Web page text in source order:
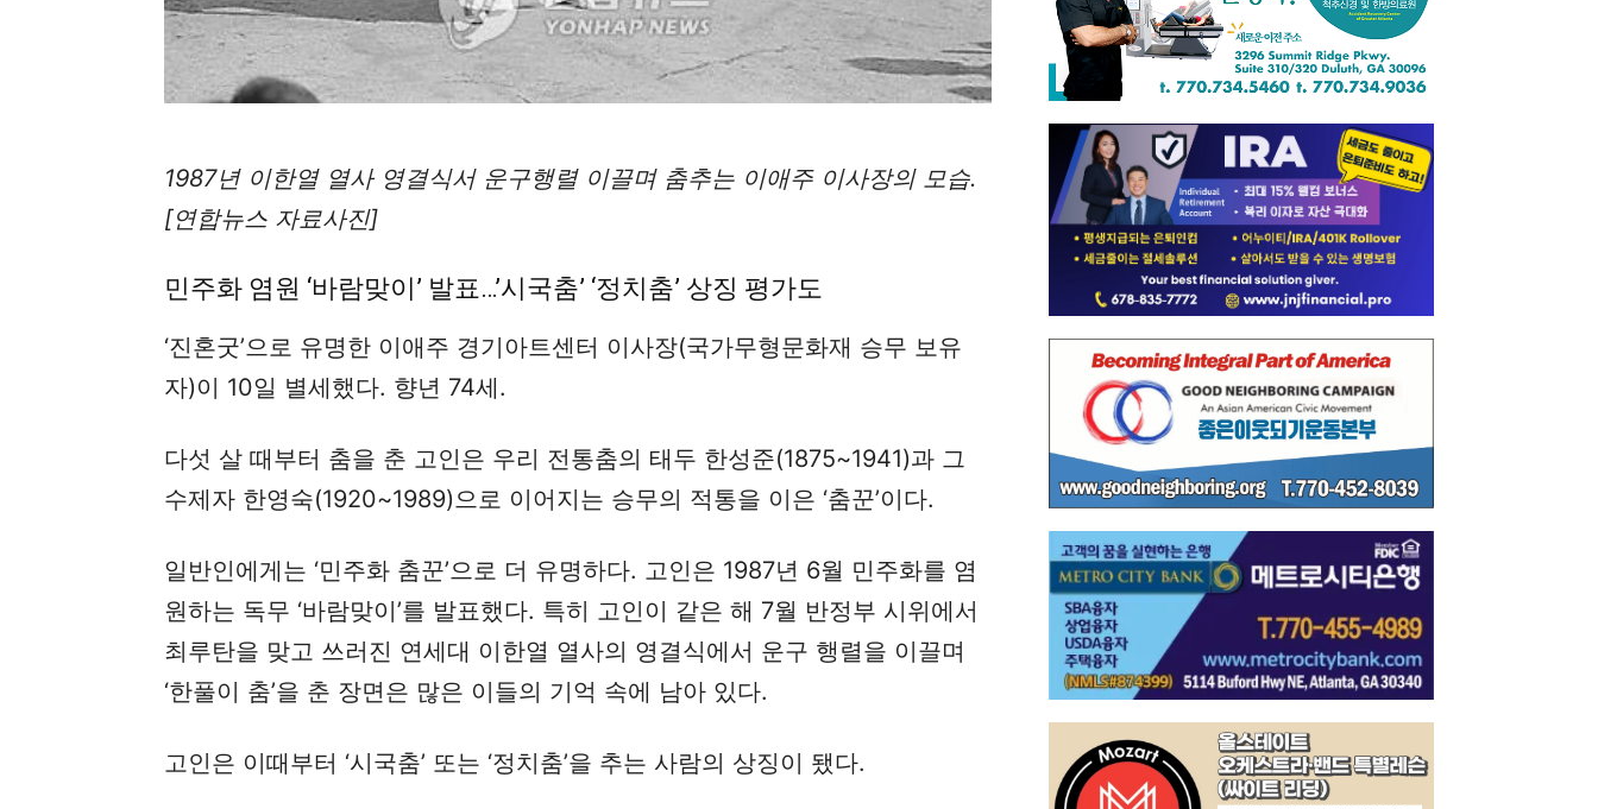
1987년 이한열 열사 영결식서 운구행렬 이끌며 춤추는 이애주 이사장의 모습.
[연합뉴스 자료사진]
민주화 염원 ‘바람맞이’ 발표…’시국춤’ ‘정치춤’ 상징 평가도
‘진혼굿’으로 유명한 이애주 경기아트센터 이사장(국가무형문화재 승무 보유
자)이 10일 별세했다. 향년 74세.
다섯 살 때부터 춤을 춘 고인은 우리 전통춤의 태두 한성준(1875~1941)과 그
수제자 한영숙(1920~1989)으로 이어지는 승무의 적통을 이은 ‘춤꾼’이다.
일반인에게는 ‘민주화 춤꾼’으로 더 유명하다. 고인은 1987년 6월 민주화를 염
원하는 독무 ‘바람맞이’를 발표했다. 특히 고인이 같은 해 7월 반정부 시위에서
최루탄을 맞고 쓰러진 연세대 이한열 열사의 영결식에서 운구 행렬을 이끌며
‘한풀이 춤’을 춘 장면은 많은 이들의 기억 속에 남아 있다.
고인은 이때부터 ‘시국춤’ 또는 ‘정치춤’을 추는 사람의 상징이 됐다.